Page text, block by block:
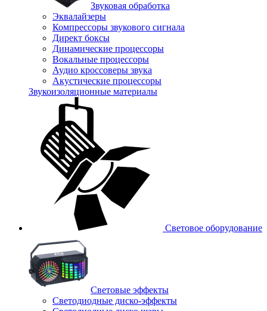
Звуковая обработка
Эквалайзеры
Компрессоры звукового сигнала
Директ боксы
Динамические процессоры
Вокальные процессоры
Аудио кроссоверы звука
Акустические процессоры
Звукоизоляционные материалы
Световое оборудование
Световые эффекты
Светодиодные диско-эффекты